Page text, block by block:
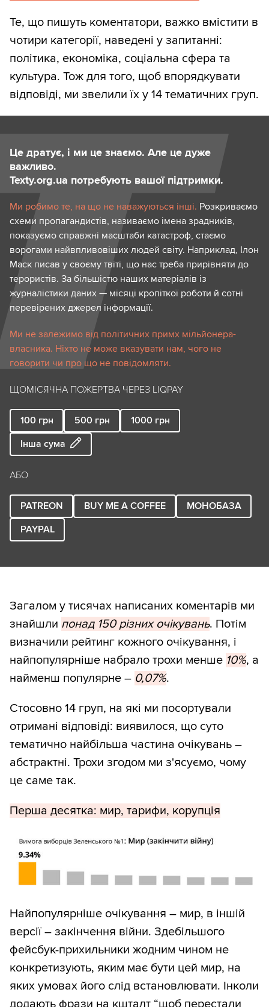
Те, що пишуть коментатори, важко вмістити в
чотири категорії, наведені у запитанні:
політика, економіка, соціальна сфера та
культура. Тож для того, щоб впорядкувати
відповіді, ми звелили їх у 14 тематичних груп.
Це дратує, і ми це знаємо. Але це дуже
важливо.
Texty.org.ua потребують вашої підтримки.
Ми робимо те, на що не наважуються інші. Розкриваємо
схеми пропагандистів, називаємо імена зрадників,
показуємо справжні масштаби катастроф, стаємо
ворогами найвпливовіших людей світу. Наприклад, Ілон
Маск писав у своєму твіті, що нас треба прирівняти до
терористів. За більшістю наших матеріалів із
журналістики даних — місяці кропіткої роботи й сотні
перевірених джерел інформації.
Ми не залежимо від політичних примх мільйонера-
власника. Ніхто не може вказувати нам, чого не
говорити чи про що не повідомляти.
ЩОМІСЯЧНА ПОЖЕРТВА ЧЕРЕЗ LIQPAY
100 грн 500 грн 1000 грн
Інша сума
АБО
PATREON BUY ME A COFFEE
МОНОБАЗА
PAYPAL
Загалом у тисячах написаних коментарів ми
знайшли понад 150 різних очікувань. Потім
визначили рейтинг кожного очікування, і
найпопулярніше набрало трохи менше 10%, а
найменш популярне – 0,07%.
Стосовно 14 груп, на які ми посортували
отримані відповіді: виявилося, що суто
тематично найбільша частина очікувань –
абстрактні. Трохи згодом ми з'ясуємо, чому
це саме так.
Перша десятка: мир, тарифи, корупція
Найпопулярніше очікування – мир, в іншій
версії – закінчення війни. Здебільшого
фейсбук-прихильники жодним чином не
конкретизують, яким має бути цей мир, на
яких умовах його слід встановлювати. Інколи
додають фрази на кшталт “щоб перестали